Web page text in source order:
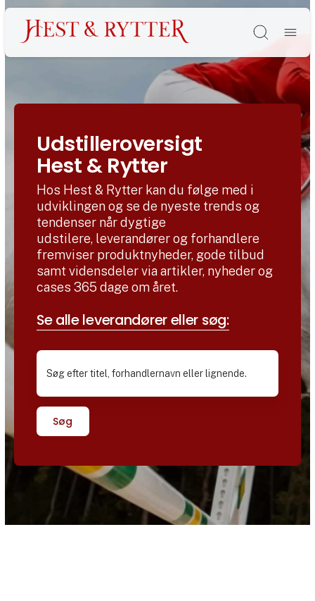
Søg
Udstilleroversigt
Hest & Rytter
Hos Hest & Rytter kan du følge med i
udviklingen og se de nyeste trends og
tendenser når dygtige
udstilere, leverandører og forhandlere
fremviser produktnyheder, gode tilbud
samt vidensdeler via artikler, nyheder og
cases 365 dage om året.
Se alle leverandører eller søg:
Søg